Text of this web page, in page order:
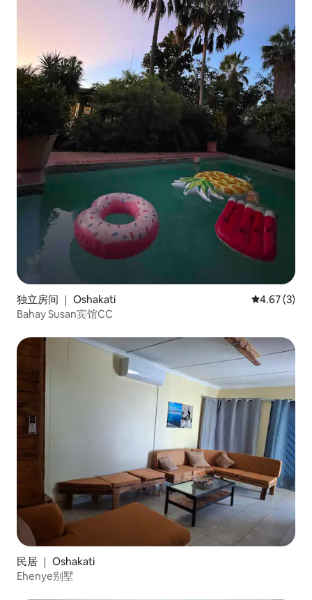
独立房间 ｜ Oshakati 平均评分
4.67 (3)
Bahay Susan宾馆CC
民居 ｜ Oshakati
Ehenye别墅